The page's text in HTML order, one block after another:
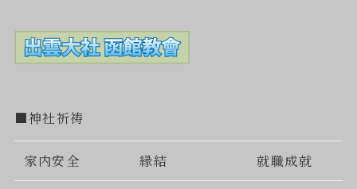
■神社祈祷
家内安全 縁結 就職成就